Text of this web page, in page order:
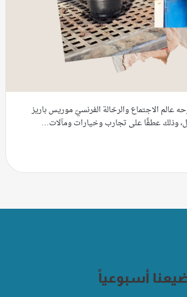
عالم الاجتماع والرحّالة الفرنسيّ موريس باريز
وذلك عطفًا على تجارب وخيارات ومآلات…
أسبوعياً